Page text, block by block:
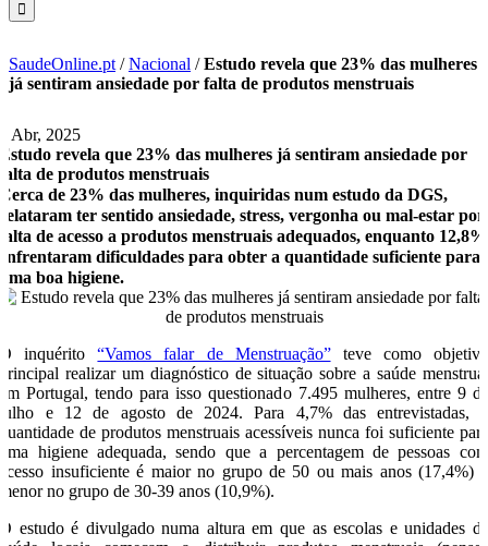
SaudeOnline.pt /Nacional /Estudo revela que 23% das mulheres
já sentiram ansiedade por falta de produtos menstruais
8 Abr, 2025
Estudo revela que 23% das mulheres já sentiram ansiedade por
falta de produtos menstruais
Cerca de 23% das mulheres, inquiridas num estudo da DGS,
relataram ter sentido ansiedade, stress, vergonha ou mal-estar por
falta de acesso a produtos menstruais adequados, enquanto 12,8%
enfrentaram dificuldades para obter a quantidade suficiente para
uma boa higiene.
O inquérito“Vamos falar de Menstruação”teve como objetivo
principal realizar um diagnóstico de situação sobre a saúde menstrual
em Portugal, tendo para isso questionado 7.495 mulheres, entre 9 de
julho e 12 de agosto de 2024. Para 4,7% das entrevistadas, a
quantidade de produtos menstruais acessíveis nunca foi suficiente para
uma higiene adequada, sendo que a percentagem de pessoas com
acesso insuficiente é maior no grupo de 50 ou mais anos (17,4%) e
menor no grupo de 30-39 anos (10,9%).
O estudo é divulgado numa altura em que as escolas e unidades de